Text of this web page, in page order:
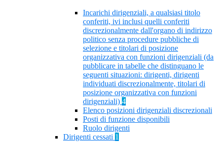
Incarichi dirigenziali, a qualsiasi titolo
conferiti, ivi inclusi quelli conferiti
discrezionalmente dall'organo di indirizzo
politico senza procedure pubbliche di
selezione e titolari di posizione
organizzativa con funzioni dirigenziali (da
pubblicare in tabelle che distinguano le
seguenti situazioni: dirigenti, dirigenti
individuati discrezionalmente, titolari di
posizione organizzativa con funzioni
dirigenziali) 4
Elenco posizioni dirigenziali discrezionali
Posti di funzione disponibili
Ruolo dirigenti
Dirigenti cessati 1